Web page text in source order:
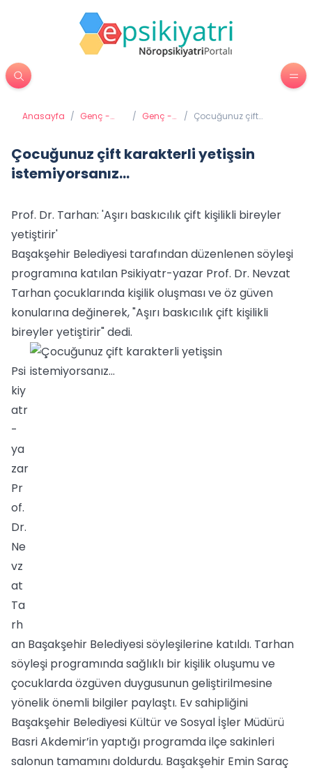
Anasayfa / Genç -
/ Genç -
/ Çocuğunuz çift
Çocuğunuz çift karakterli yetişsin
istemiyorsanız...
Prof. Dr. Tarhan: 'Aşırı baskıcılık çift kişilikli bireyler
yetiştirir'
Başakşehir Belediyesi tarafından düzenlenen söyleşi
programına katılan Psikiyatr-yazar Prof. Dr. Nevzat
Tarhan çocuklarında kişilik oluşması ve öz güven
konularına değinerek, "Aşırı baskıcılık çift kişilikli
bireyler yetiştirir" dedi.
Psi
kiy
atr
-
ya
zar
Pr
of.
Dr.
Ne
vz
at
Ta
rh
an Başakşehir Belediyesi söyleşilerine katıldı. Tarhan
söyleşi programında sağlıklı bir kişilik oluşumu ve
çocuklarda özgüven duygusunun geliştirilmesine
yönelik önemli bilgiler paylaştı. Ev sahipliğini
Başakşehir Belediyesi Kültür ve Sosyal İşler Müdürü
Basri Akdemir’in yaptığı programda ilçe sakinleri
salonun tamamını doldurdu. Başakşehir Emin Saraç